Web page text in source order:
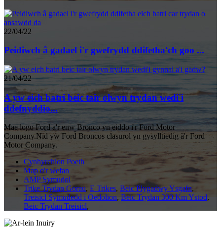
22/04/22
Peidiwch â gadael i'r gwefrydd ddifetha'ch goo ...
21/04/22
A yw eich batri beic tair olwyn trydan wedi'i
ddefnyddio...
Mae logo Ford a'r enw Bronco yn eiddo i'r Ford Motor
Company.Nid yw Ford Broncos clasurol yn gysylltiedig â'r Ford
Motor Company.
Cynhyrchion Poeth
Map o'r wefan
AMP Symudol
Trike Trydan Gorau, E Trikes, Beic Plygadwy Ysgafn,
Treisicl Symudedd i Oedolion, Beic Trydan 300 Km Ystod,
Beic Trydan Treisicl,